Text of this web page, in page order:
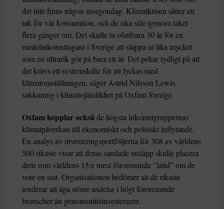
det inte finns någon morgondag. Klimatkrisen sätter ett
tak för vår konsumtion, och de rika slår igenom taket
flera gånger om. Det skulle ta ofattbara 30 år för en
medelinkomsttagare i Sverige att släppa ut lika mycket
som en ultrarik gör på bara ett år. Det pekar tydligt på att
det krävs ett systemskifte för att lyckas med
klimatomställningen, säger Astrid Nilsson Lewis,
sakkunnig i klimatojämlikhet på Oxfam Sverige
Oxfam kopplar ocksåde högsta inkomstgruppernas
klimatpåverkan till ekonomiskt och politiskt inflytande.
En analys av investeringsportföljerna för 308 av världens
500 rikaste visar att deras samlade utsläpp skulle placera
dem som världens 15:e mest förorenande ”land” om de
vore en stat. Organisationen bedömer att de rikaste
tenderar att äga större andelar i högt förorenande
branscher än genomsnittsinvesteraren.